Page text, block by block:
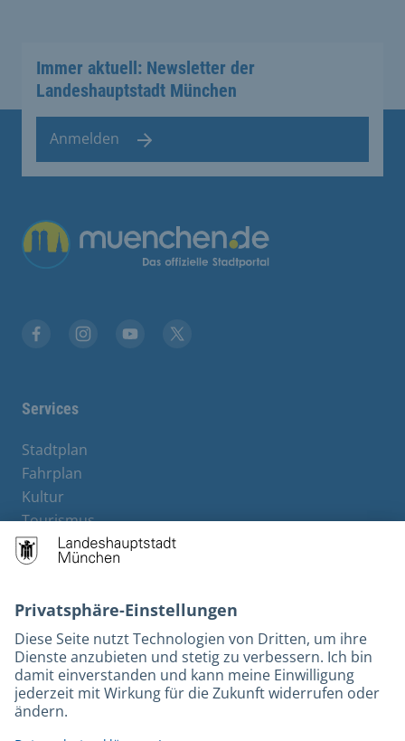
Immer aktuell: Newsletter der
Landeshauptstadt München
Anmelden
Services
Stadtplan
Fahrplan
Kultur
Tourismus
M-Strom
Bürgerservice
Kontakt
Barrierefreiheit
Leichte Sprache